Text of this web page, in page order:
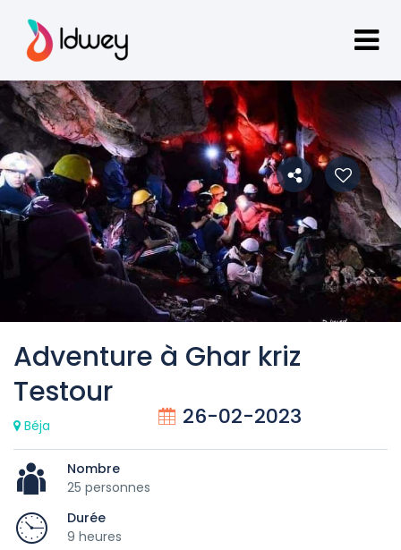
Adventure à Ghar kriz
Testour
Béja 26-02-2023
Nombre
25 personnes
Durée
9 heures